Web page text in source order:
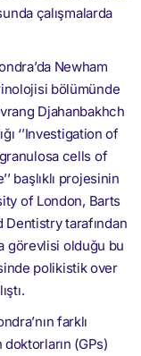
çalışmalarda
Newham
bölümünde
Djahanbakhch
‘’Investigation of
cells of
başlıklı projesinin
of London, Barts
tarafından
görevlisi olduğu bu
polikistik over
farklı
(GPs)